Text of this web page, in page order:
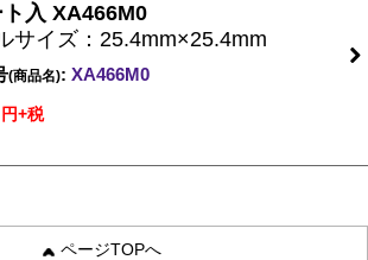
入 XA466M0
サイズ：25.4mm×25.4mm
(商品名): XA466M0
円+税
ページTOPへ